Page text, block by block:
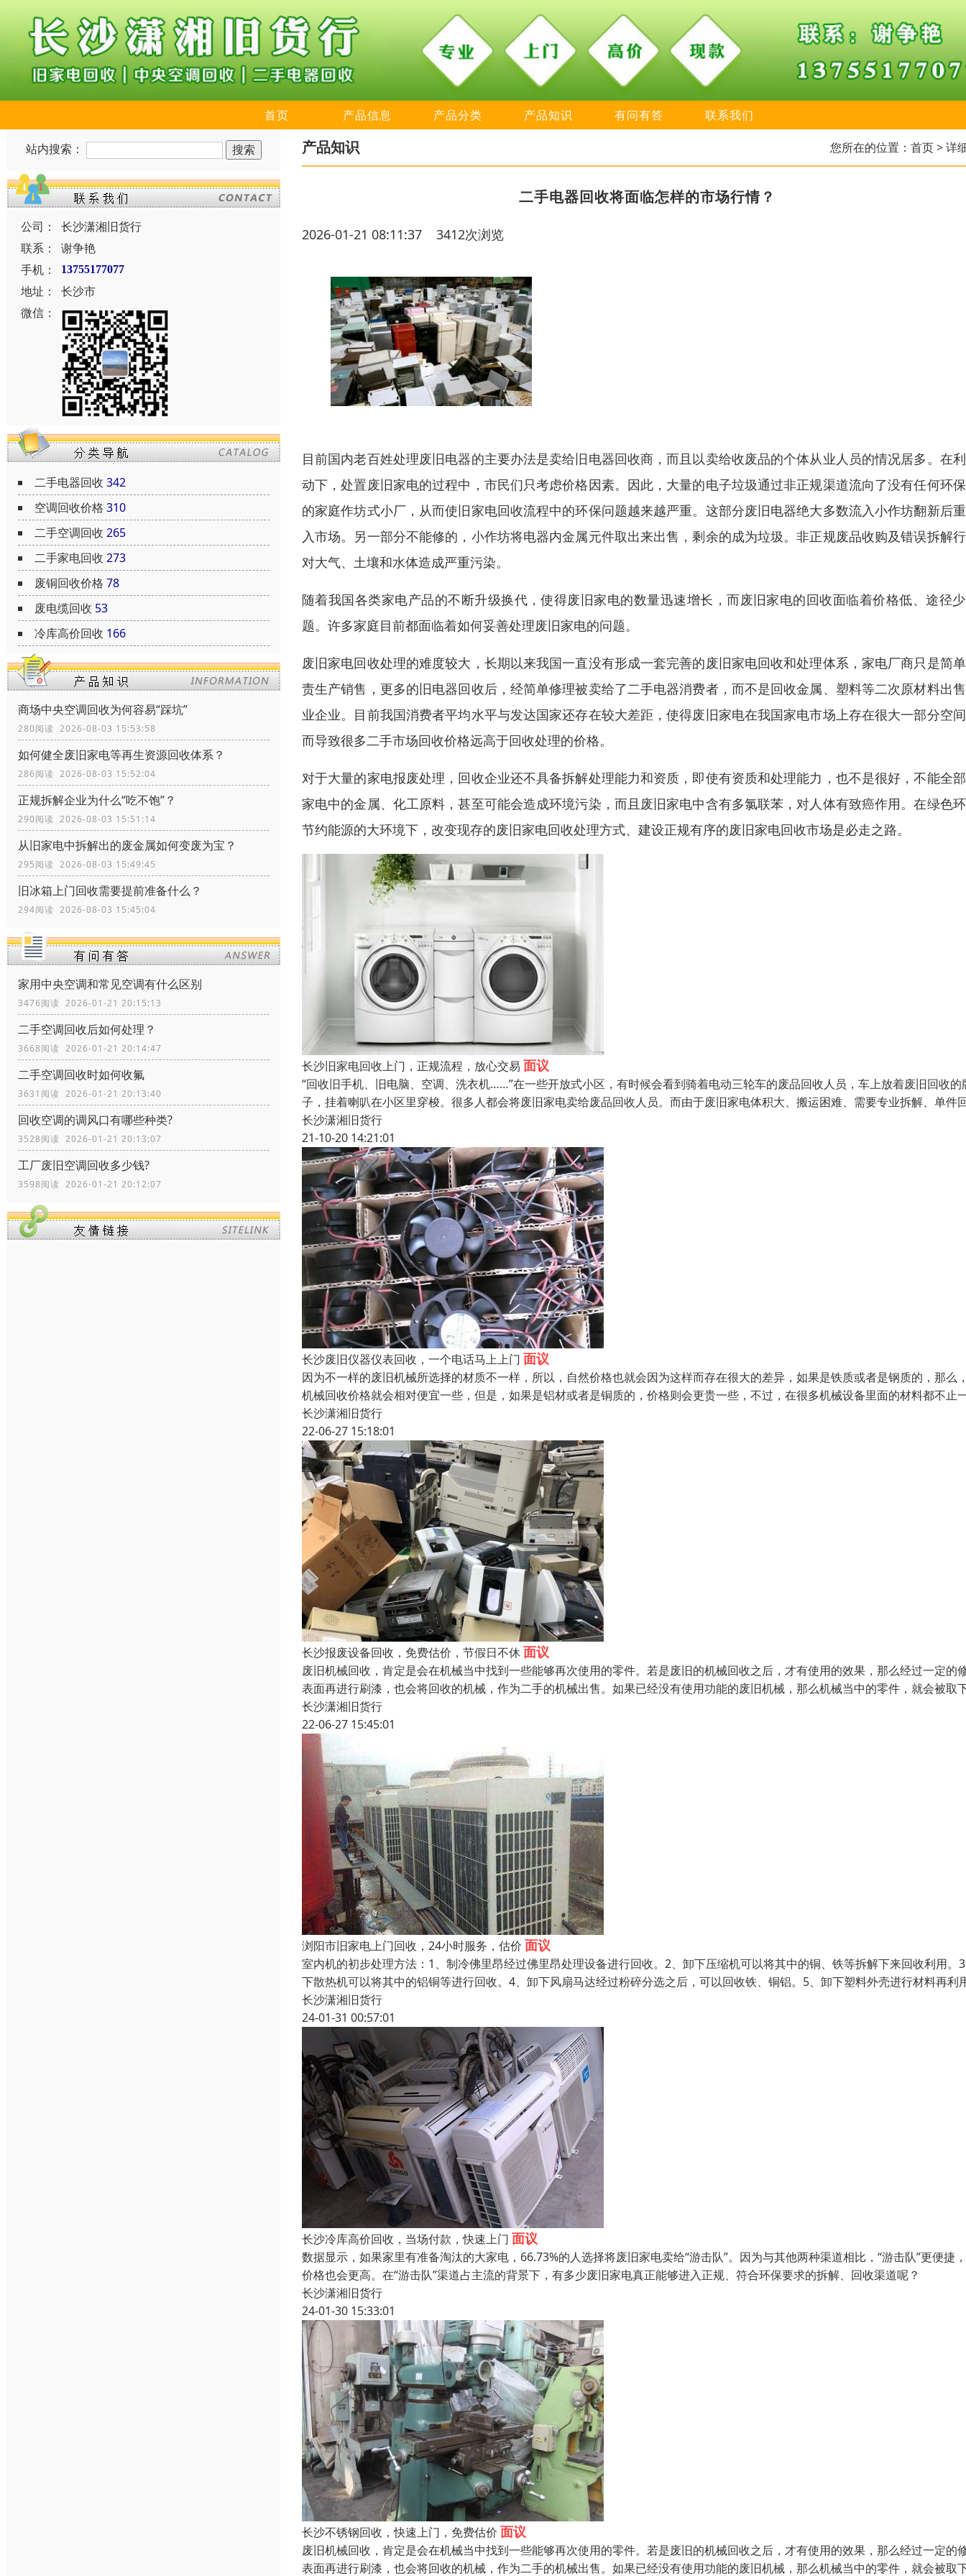
首页 产品信息 产品分类 产品知识 有问有答 联系我们
站内搜索：
公司：
长沙潇湘旧货行
联系：
谢争艳
手机：
13755177077
地址：
长沙市
微信：
二手电器回收 342
空调回收价格 310
二手空调回收 265
二手家电回收 273
废铜回收价格 78
废电缆回收 53
冷库高价回收 166
商场中央空调回收为何容易“踩坑”
280阅读 2026-08-03 15:53:58
如何健全废旧家电等再生资源回收体系？
286阅读 2026-08-03 15:52:04
正规拆解企业为什么“吃不饱”？
290阅读 2026-08-03 15:51:14
从旧家电中拆解出的废金属如何变废为宝？
295阅读 2026-08-03 15:49:45
旧冰箱上门回收需要提前准备什么？
294阅读 2026-08-03 15:45:04
家用中央空调和常见空调有什么区别
3476阅读 2026-01-21 20:15:13
二手空调回收后如何处理？
3668阅读 2026-01-21 20:14:47
二手空调回收时如何收氟
3631阅读 2026-01-21 20:13:40
回收空调的调风口有哪些种类?
3528阅读 2026-01-21 20:13:07
工厂废旧空调回收多少钱?
3598阅读 2026-01-21 20:12:07
产品知识 您所在的位置： 首页> 详
二手电器回收将面临怎样的市场行情？
2026-01-21 08:11:37 3412次浏览
目前国内老百姓处理废旧电器的主要办法是卖给旧电器回收商，而且以卖给收废品的个体从业人员的情况居多。在
动下，处置废旧家电的过程中，市民们只考虑价格因素。因此，大量的电子垃圾通过非正规渠道流向了没有任何环
的家庭作坊式小厂，从而使旧家电回收流程中的环保问题越来越严重。这部分废旧电器绝大多数流入小作坊翻新后
入市场。另一部分不能修的，小作坊将电器内金属元件取出来出售，剩余的成为垃圾。非正规废品收购及错误拆解
对大气、土壤和水体造成严重污染。
随着我国各类家电产品的不断升级换代，使得废旧家电的数量迅速增长，而废旧家电的回收面临着价格低、途径
题。许多家庭目前都面临着如何妥善处理废旧家电的问题。
废旧家电回收处理的难度较大，长期以来我国一直没有形成一套完善的废旧家电回收和处理体系，家电厂商只是简
责生产销售，更多的旧电器回收后，经简单修理被卖给了二手电器消费者，而不是回收金属、塑料等二次原材料出
业企业。目前我国消费者平均水平与发达国家还存在较大差距，使得废旧家电在我国家电市场上存在很大一部分空
而导致很多二手市场回收价格远高于回收处理的价格。
对于大量的家电报废处理，回收企业还不具备拆解处理能力和资质，即使有资质和处理能力，也不是很好，不能全
家电中的金属、化工原料，甚至可能会造成环境污染，而且废旧家电中含有多氯联苯，对人体有致癌作用。在绿色
节约能源的大环境下，改变现存的废旧家电回收处理方式、建设正规有序的废旧家电回收市场是必走之路。
长沙旧家电回收上门，正规流程，放心交易 面议
“回收旧手机、旧电脑、空调、洗衣机……”在一些开放式小区，有时候会看到骑着电动三轮车的废品回收人员，车上放着废旧回收的
子，挂着喇叭在小区里穿梭。很多人都会将废旧家电卖给废品回收人员。而由于废旧家电体积大、搬运困难、需要专业拆解、单件
长沙潇湘旧货行
21-10-20 14:21:01
长沙废旧仪器仪表回收，一个电话马上上门 面议
因为不一样的废旧机械所选择的材质不一样，所以，自然价格也就会因为这样而存在很大的差异，如果是铁质或者是钢质的，那么
机械回收价格就会相对便宜一些，但是，如果是铝材或者是铜质的，价格则会更贵一些，不过，在很多机械设备里面的材料都不止
长沙潇湘旧货行
22-06-27 15:18:01
长沙报废设备回收，免费估价，节假日不休面议
废旧机械回收，肯定是会在机械当中找到一些能够再次使用的零件。若是废旧的机械回收之后，才有使用的效果，那么经过一定的
表面再进行刷漆，也会将回收的机械，作为二手的机械出售。如果已经没有使用功能的废旧机械，那么机械当中的零件，就会被取
长沙潇湘旧货行
22-06-27 15:45:01
浏阳市旧家电上门回收，24小时服务，估价 面议
室内机的初步处理方法：1、制冷佛里昂经过佛里昂处理设备进行回收。2、卸下压缩机可以将其中的铜、铁等拆解下来回收利用。
下散热机可以将其中的铝铜等进行回收。4、卸下风扇马达经过粉碎分选之后，可以回收铁、铜铝。5、卸下塑料外壳进行材料再利
长沙潇湘旧货行
24-01-31 00:57:01
长沙冷库高价回收，当场付款，快速上门 面议
数据显示，如果家里有准备淘汰的大家电，66.73%的人选择将废旧家电卖给“游击队”。因为与其他两种渠道相比，“游击队”更便捷
价格也会更高。在“游击队”渠道占主流的背景下，有多少废旧家电真正能够进入正规、符合环保要求的拆解、回收渠道呢？
长沙潇湘旧货行
24-01-30 15:33:01
长沙不锈钢回收，快速上门，免费估价 面议
废旧机械回收，肯定是会在机械当中找到一些能够再次使用的零件。若是废旧的机械回收之后，才有使用的效果，那么经过一定的
表面再进行刷漆，也会将回收的机械，作为二手的机械出售。如果已经没有使用功能的废旧机械，那么机械当中的零件，就会被取